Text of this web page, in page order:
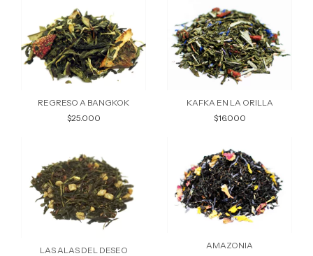
REGRESO A BANGKOK
$25.000
KAFKA EN LA ORILLA
$16.000
LAS ALAS DEL DESEO
AMAZONIA